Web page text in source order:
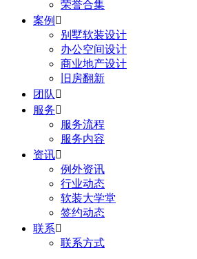
荣誉合集
案例 
别墅软装设计
办公空间设计
商业地产设计
旧房翻新
团队 
服务
服务流程
服务内容
资讯
例外资讯
行业动态
软装大学堂
签约动态
联系
联系方式